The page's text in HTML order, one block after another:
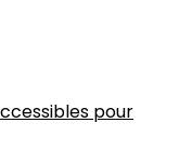
pour